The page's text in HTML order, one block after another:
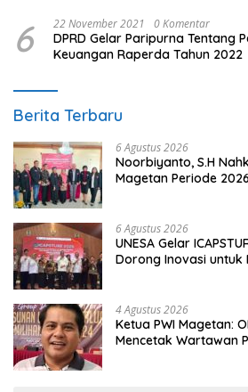
6 22 November 2021 0 Komentar
DPRD Gelar Paripurna Tentang
Keuangan Raperda Tahun 2022
Berita Terbaru
6 Agustus 2026
Noorbiyanto, S.H
Magetan Periode
6 Agustus 2026
UNESA Gelar
Dorong Inovasi untuk
4 Agustus 2026
Ketua PWI Magetan:
Mencetak Wartawan